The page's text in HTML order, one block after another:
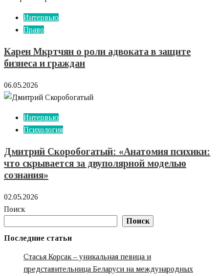
Интервью
Право
Карен Мкртчян о роли адвоката в защите
бизнеса и граждан
06.05.2026
Интервью
Психология
Дмитрий Скоробогатый: «Анатомия психики:
что скрывается за двуполярной моделью
сознания»‎
02.05.2026
Поиск
Поиск
Последние статьи
Стасья Корсак – уникальная певица и
представительница Беларуси на международных